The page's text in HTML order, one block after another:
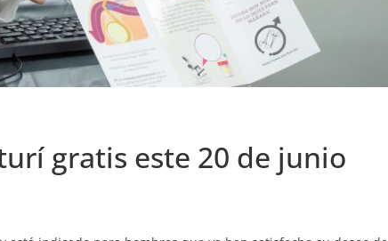
gratis este 20 de junio